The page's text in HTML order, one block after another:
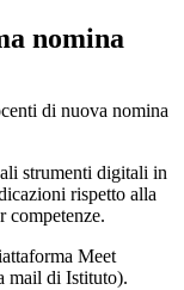
nomina
di nuova nomina
strumenti digitali in
rispetto alla
competenze.
Meet
mail di Istituto).